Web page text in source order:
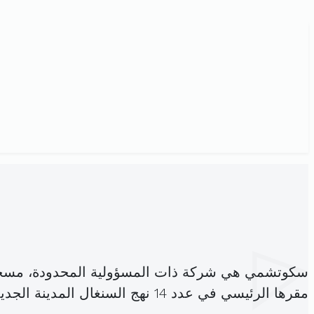
سكوتشمي هي شركة ذات المسؤولية المحدودة،
مقرها الرئيسي في عدد 14 نهج السنغال المدينة الجديدة (